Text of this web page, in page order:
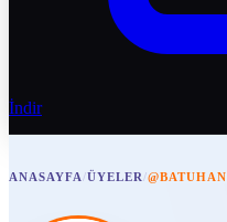
İndir
ANASAYFA/ÜYELER/@BATUHAN